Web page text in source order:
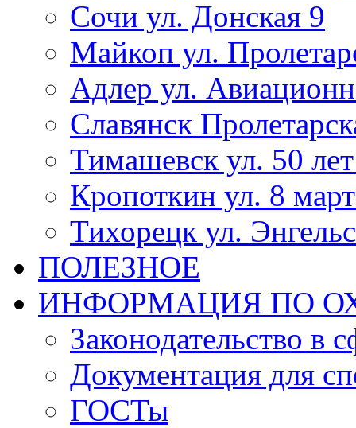
Сочи ул. Донская 9
Майкоп ул.
Адлер ул.
Славянск
Тимашевск ул. 50
Кропоткин ул. 8
Тихорецк ул.
ПОЛЕЗНОЕ
ИНФОРМАЦИЯ ПО
Законодательство в
Документация для
ГОСТы